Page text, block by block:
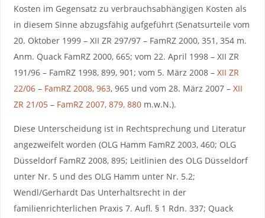
Kosten im Gegensatz zu verbrauchsabhängigen Kosten als
in diesem Sinne abzugsfähig aufgeführt (Senatsurteile vom
20. Oktober 1999 – XII ZR 297/97 – FamRZ 2000, 351, 354 m.
Anm. Quack FamRZ 2000, 665; vom 22. April 1998 – XII ZR
191/96 – FamRZ 1998, 899, 901; vom 5. März 2008 – XII ZR
22/06– FamRZ 2008, 963, 965 und vom 28. März 2007 – XII
ZR 21/05– FamRZ 2007, 879, 880m.w.N.).
Diese Unterscheidung ist in Rechtsprechung und Literatur
angezweifelt worden (OLG Hamm FamRZ 2003, 460; OLG
Düsseldorf FamRZ 2008, 895; Leitlinien des OLG Düsseldorf
unter Nr. 5 und des OLG Hamm unter Nr. 5.2;
Wendl/Gerhardt Das Unterhaltsrecht in der
familienrichterlichen Praxis 7. Aufl. § 1 Rdn. 337; Quack